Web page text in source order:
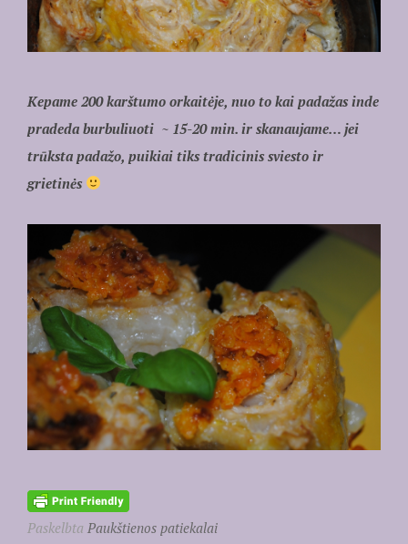
Kepame 200 karštumo orkaitėje, nuo to kai padažas inde
pradeda burbuliuoti ~ 15-20 min. ir skanaujame… jei
trūksta padažo, puikiai tiks tradicinis sviesto ir
grietinės
Paskelbta Paukštienos patiekalai